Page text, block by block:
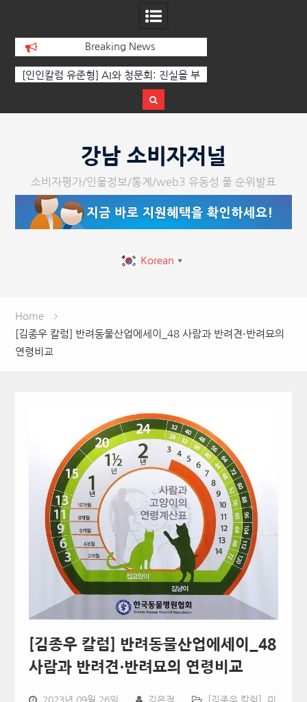
Breaking News
: 진실을 부
‘K-AI 아트 거장’ 장인보 감독, Ai 기술에
페스티벌’ 성황리에 막 내려
강남 소비자저널
소비자평가/인물정보/통계/web3 유동성 풀 순위발표
Korean ▼
Home
[김종우 칼럼] 반려동물산업에세이_48 사람과 반려견⋅반려묘의
연령비교
[김종우 칼럼] 반려동물산업에세이_48
사람과 반려견⋅반려묘의 연령비교
2023년 09월 26일 김은정 [김종우 칼럼] 미